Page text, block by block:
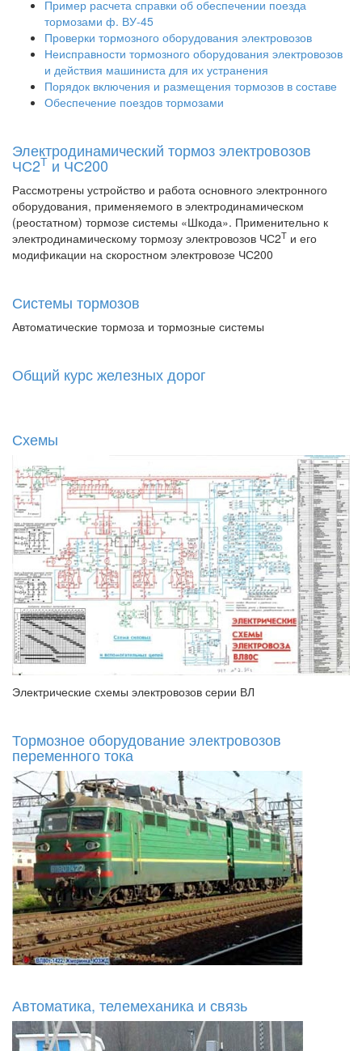
Пример расчета справки об обеспечении поезда
тормозами ф. ВУ-45
Проверки тормозного оборудования электровозов
Неисправности тормозного оборудования электровозов
и действия машиниста для их устранения
Порядок включения и размещения тормозов в составе
Обеспечение поездов тормозами
Электродинамический тормоз электровозов
ЧС2Т и ЧС200
Рассмотрены устройство и работа основного электронного
оборудования, применяемого в электродинамическом
(реостатном) тормозе системы «Шкода». Применительно к
электродинамическому тормозу электровозов ЧС2Т и его
модификации на скоростном электровозе ЧС200
Системы тормозов
Автоматические тормоза и тормозные системы
Общий курс железных дорог
Схемы
Электрические схемы электровозов серии ВЛ
Тормозное оборудование электровозов
переменного тока
Автоматика, телемеханика и связь